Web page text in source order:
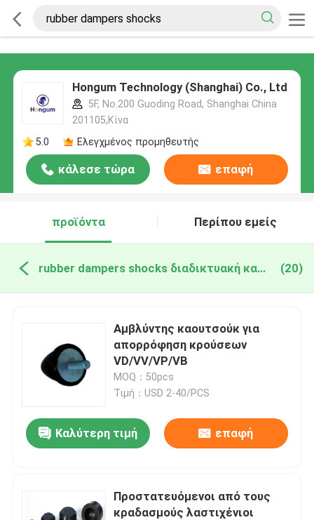
Hongum Technology (Shanghai) Co., Ltd
5F, No.200 Guoding Road, Shanghai China
201105,Κίνα
5.0
Ελεγχμένος προμηθευτής
κάλεσε τώρα επαφή
προϊόντα Περίπου εμείς
rubber dampers shocks διαδικτυακή κατασκευή (20)
Αμβλύντης καουτσούκ για
απορρόφηση κρούσεων
VD/VV/VP/VB
MOQ：50pcs
Τιμή：USD 2-40/PCS
Καλύτερη τιμή επαφή
Προστατευόμενοι από τους
κραδασμούς λαστιχένιοι